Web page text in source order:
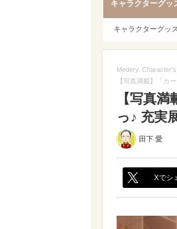
キャラクターグッ
キャラクターグッ
Medery. Character's
【写真満載】「カ
【写真
っ♪ 充実
田下 愛
Xでシ